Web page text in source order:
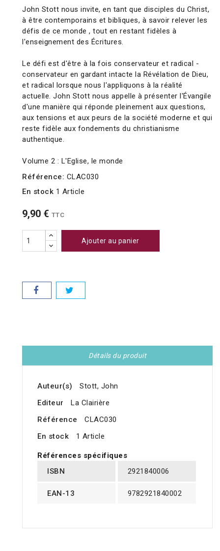
John Stott nous invite, en tant que disciples du Christ,
à être contemporains et bibliques, à savoir relever les
défis de ce monde , tout en restant fidèles à
l'enseignement des Écritures.
Le défi est d'être à la fois conservateur et radical -
conservateur en gardant intacte la Révélation de Dieu,
et radical lorsque nous l'appliquons à la réalité
actuelle. John Stott nous appelle à présenter l'Évangile
d'une manière qui réponde pleinement aux questions,
aux tensions et aux peurs de la société moderne et qui
reste fidèle aux fondements du christianisme
authentique.
Volume 2 : L'Eglise, le monde
Référence: CLAC030
En stock 1 Article
9,90 € TTC
Ajouter au panier
Détails du produit
Auteur(s)
Stott, John
Editeur
La Clairière
Référence
CLAC030
En stock
1 Article
Références spécifiques
ISBN
2921840006
EAN-13 9782921840002